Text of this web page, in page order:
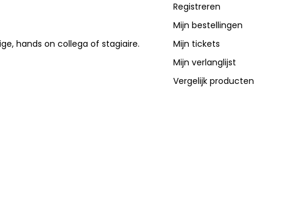
hands on collega of stagiaire.
Registreren
Mijn bestellingen
Mijn tickets
Mijn verlanglijst
Vergelijk producten